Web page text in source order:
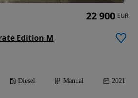
Edition M
Diesel Manual 2021
22 900 EUR